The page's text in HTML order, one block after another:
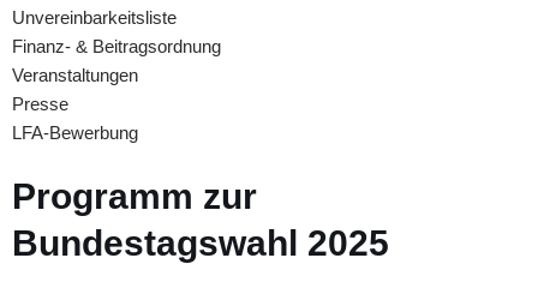
Unvereinbarkeitsliste
Finanz- & Beitragsordnung
Veranstaltungen
Presse
LFA-Bewerbung
Programm zur
Bundestagswahl 2025